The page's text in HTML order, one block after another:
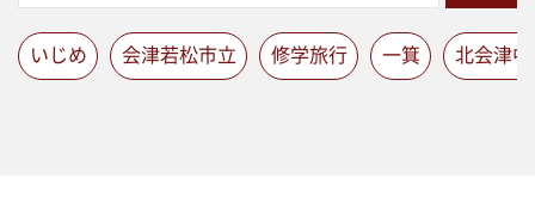
いじめ 会津若松市立 修学旅行 一箕 北会津中